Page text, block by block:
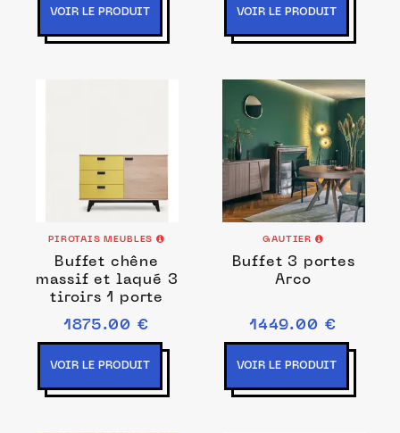
VOIR LE PRODUIT VOIR LE PRODUIT
PIROTAIS MEUBLES
Buffet chêne
massif et laqué 3
tiroirs 1 porte
1875.00 €
VOIR LE PRODUIT
GAUTIER
Buffet 3 portes
Arco
1449.00 €
VOIR LE PRODUIT